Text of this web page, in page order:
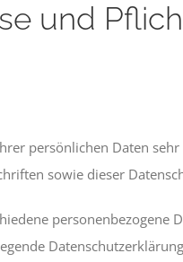
und
persönlichen Daten
sowie dieser